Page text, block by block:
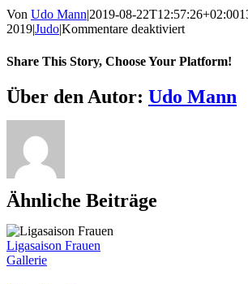
Von Udo Mann|2019-08-22T12:57:26+02:00
2019|Judo|Kommentare deaktiviertfür
Starter,
Medaillen
Share This Story, Choose Your Platform!
Facebook
X
Reddit
LinkedIn
WhatsApp
Telegram
Tumblr
Pinterest
Vk
Xing
E-
Mail
Über den Autor: Udo Mann
Ähnliche Beiträge
Ligasaison Frauen
Gallerie